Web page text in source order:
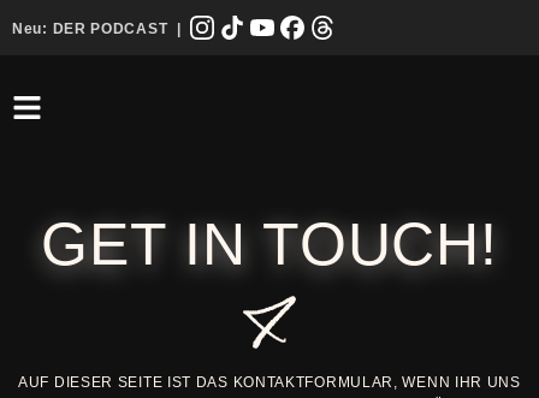
Neu: DER PODCAST|
GET IN TOUCH!
AUF DIESER SEITE IST DAS KONTAKTFORMULAR, WENN IHR UNS